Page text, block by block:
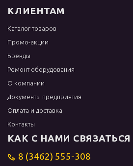
КЛИЕНТАМ
Каталог товаров
Промо-акции
Бренды
Ремонт оборудования
О компании
Документы предприятия
Оплата и доставка
Контакты
КАК С НАМИ СВЯЗАТЬСЯ
8 (3462) 555-308